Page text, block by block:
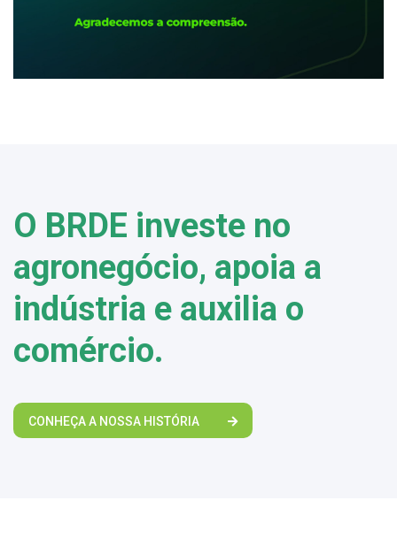
O BRDE investe no
agronegócio, apoia a
indústria e auxilia o
comércio.
CONHEÇA A NOSSA HISTÓRIA